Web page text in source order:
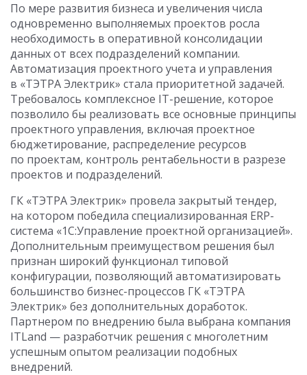
По мере развития бизнеса и увеличения числа
одновременно выполняемых проектов росла
необходимость в оперативной консолидации
данных от всех подразделений компании.
Автоматизация проектного учета и управления
в «ТЭТРА Электрик» стала приоритетной задачей.
Требовалось комплексное IT-решение, которое
позволило бы реализовать все основные принципы
проектного управления, включая проектное
бюджетирование, распределение ресурсов
по проектам, контроль рентабельности в разрезе
проектов и подразделений.
ГК «ТЭТРА Электрик» провела закрытый тендер,
на котором победила специализированная ERP-
система «1С:Управление проектной организацией».
Дополнительным преимуществом решения был
признан широкий функционал типовой
конфигурации, позволяющий автоматизировать
большинство бизнес-процессов ГК «ТЭТРА
Электрик» без дополнительных доработок.
Партнером по внедрению была выбрана компания
ITLand — разработчик решения с многолетним
успешным опытом реализации подобных
внедрений.